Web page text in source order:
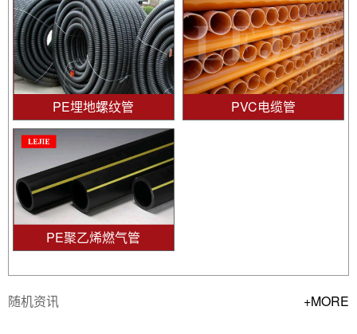
PE埋地螺纹管 PVC电缆管
PE聚乙烯燃气管
随机资讯 +MORE